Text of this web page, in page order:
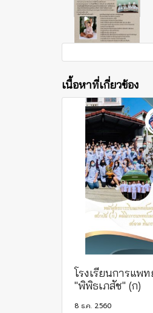
เนื้อหาที่เกี่ยวข้อง
โรงเรียนการแพ
"พิพิธเภสัช" (ก)
8 ธ.ค. 2560